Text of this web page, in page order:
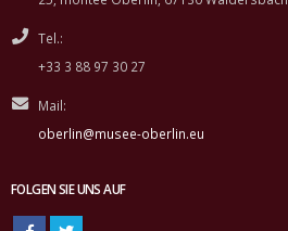
Tel.:
+33 3 88 97 30 27
Mail:
oberlin@musee-oberlin.eu
FOLGEN SIE UNS AUF